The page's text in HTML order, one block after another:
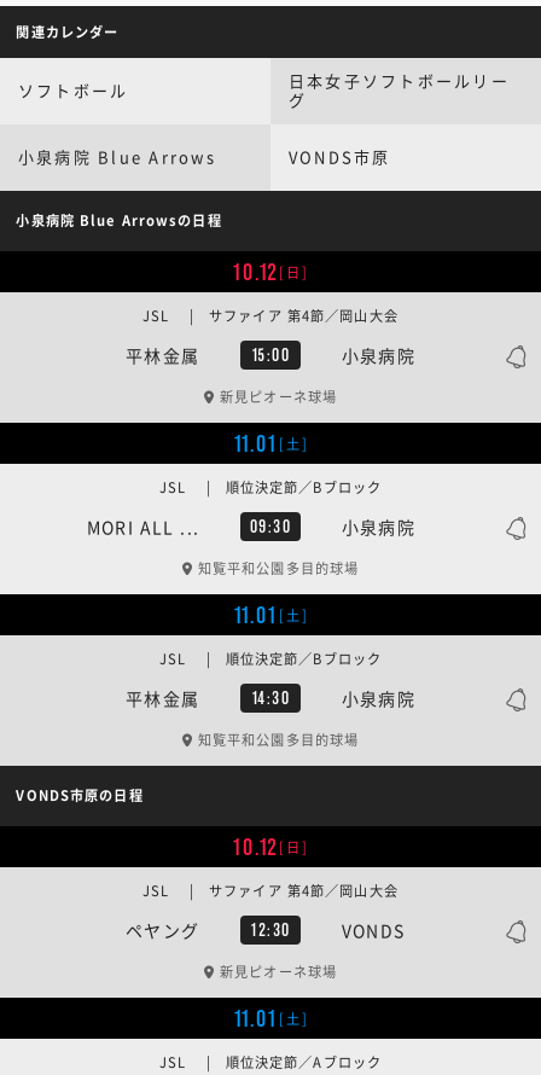
関連カレンダー
ソフトボール
日本女子ソフトボールリー
グ
小泉病院 Blue Arrows VONDS市原
小泉病院 Blue Arrowsの日程
10.12[日]
平林金属 15:00 小泉病院
JSL | サファイア 第4節／岡山大会
新見ピオーネ球場
11.01 [土]
MORI ALL ... 09:30 小泉病院
JSL | 順位決定節／Bブロック
知覧平和公園多目的球場
11.01 [土]
平林金属 14:30 小泉病院
JSL | 順位決定節／Bブロック
知覧平和公園多目的球場
VONDS市原の日程
10.12[日]
ペヤング 12:30 VONDS
JSL | サファイア 第4節／岡山大会
新見ピオーネ球場
11.01 [土]
JSL | 順位決定節／Aブロック